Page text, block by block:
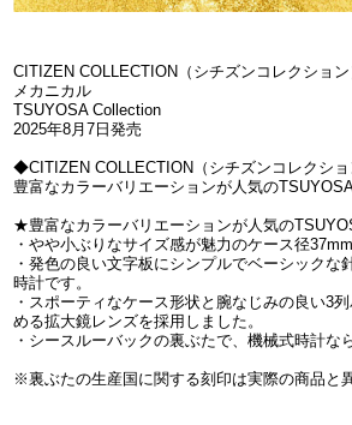
CITIZEN COLLECTION（シチズンコレクション
メカニカル
TSUYOSA Collection
2025年8月7日発売
◆CITIZEN COLLECTION（シチズンコレクシ
豊富なカラーバリエーションが人気の
★豊富なカラーバリエーションが人気の
・やや小ぶりなサイズ感が魅力のケース径
・発色の良い文字板にシンプルでベーシック
時計です。
・スポーティなケース形状と腕なじみの良い3
める拡大鏡レンズを採用しました。
・シースルーバックの裏ぶたで、機械式時計な
※裏ぶたの生産国に関する刻印は実際の商品と